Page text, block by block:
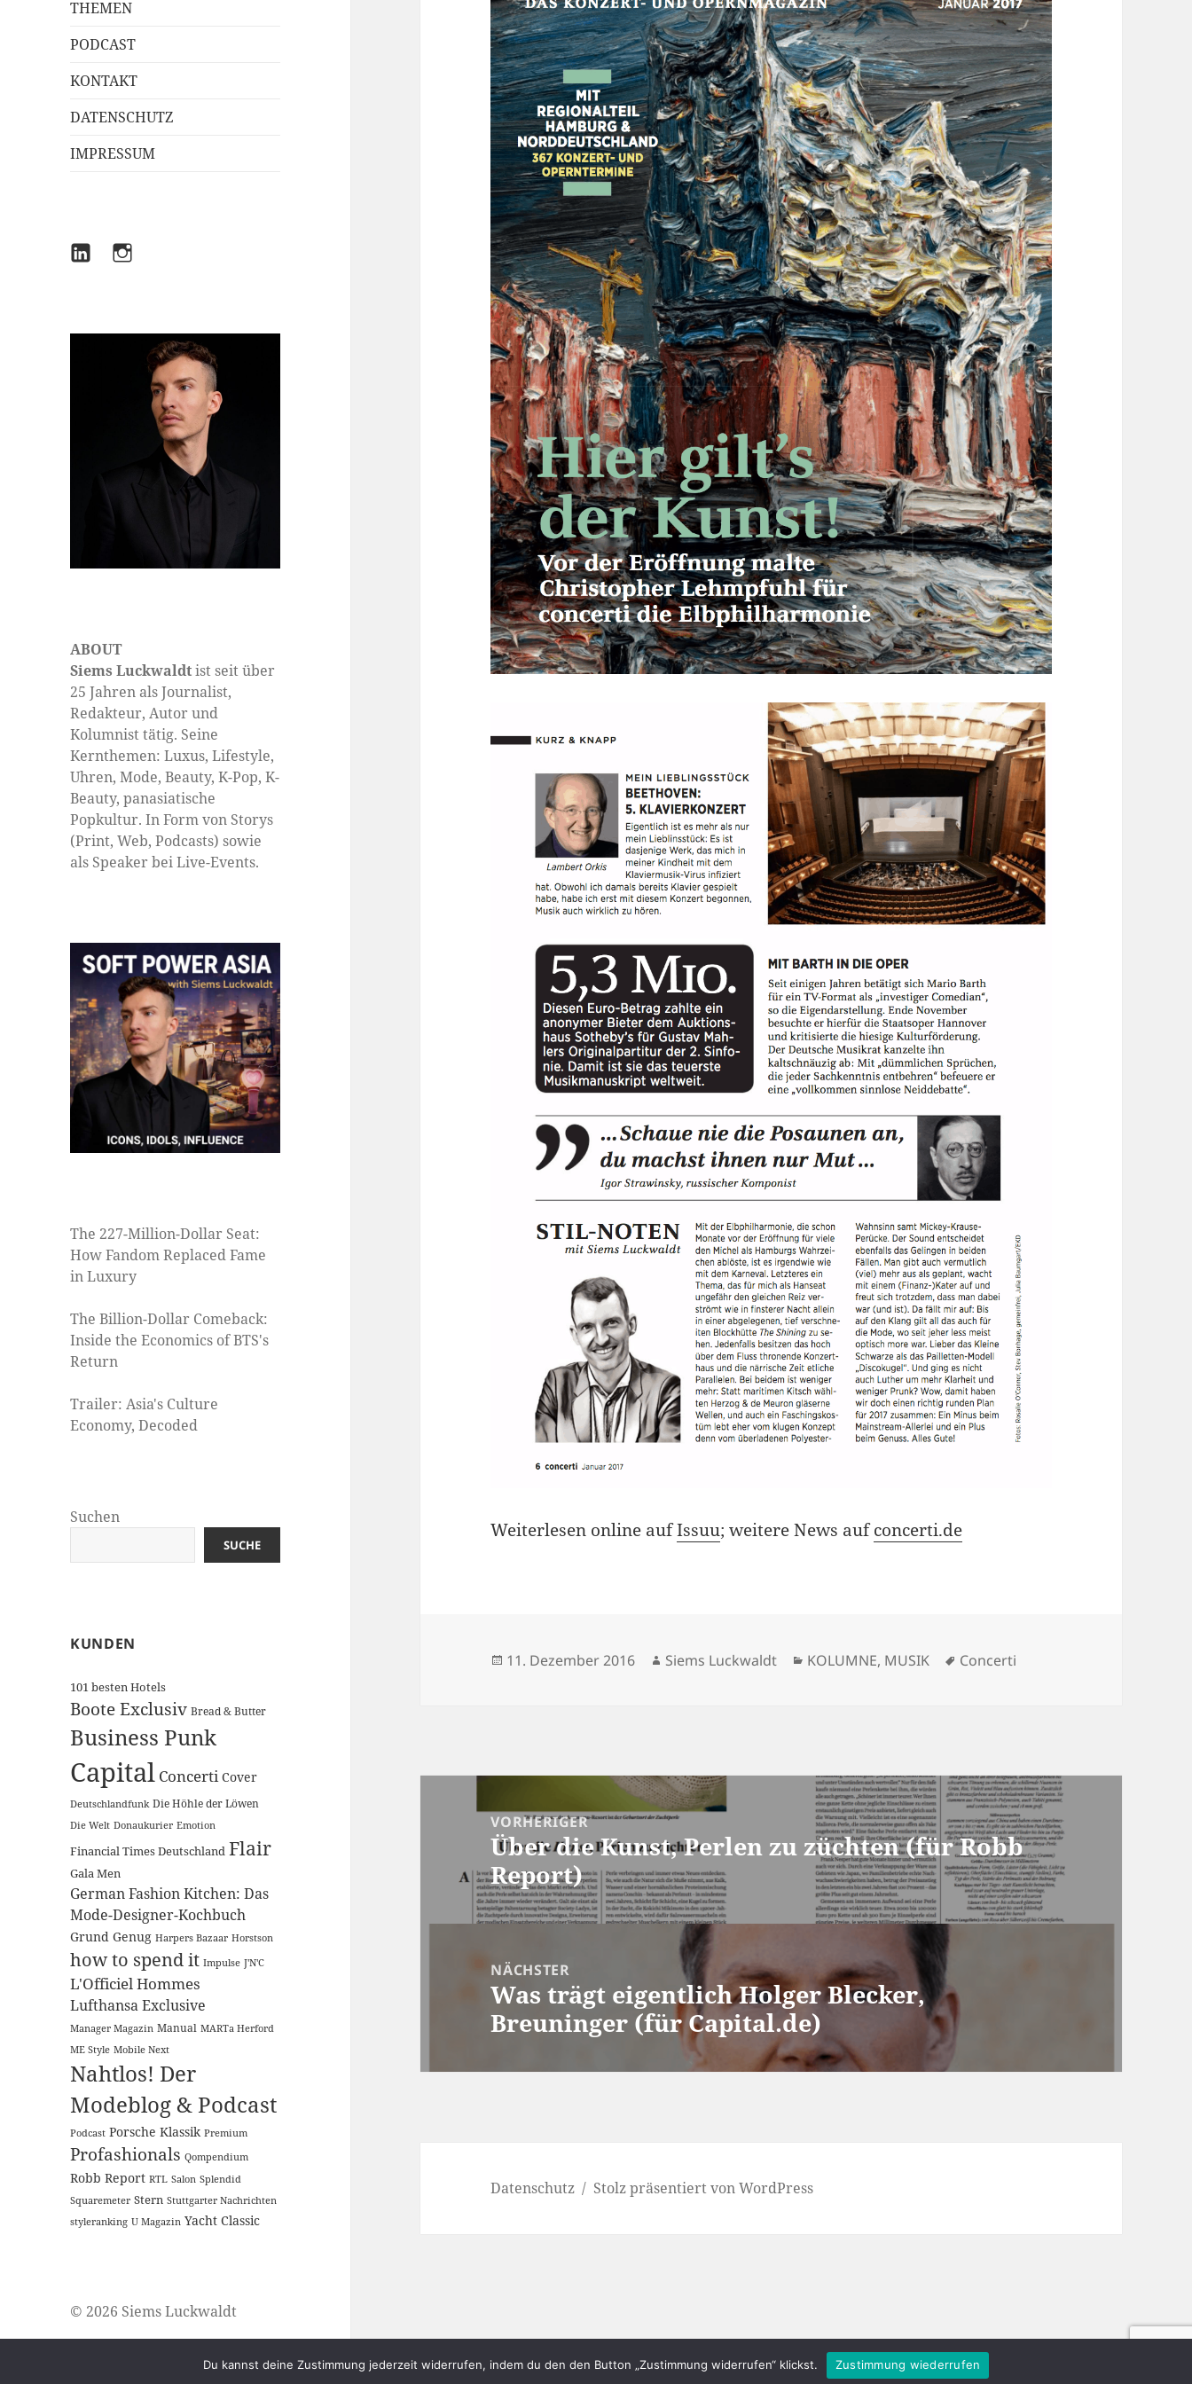
THEMEN
PODCAST
KONTAKT
DATENSCHUTZ
IMPRESSUM
LINKEDININSTAGRAM
ABOUT
Siems Luckwaldtist seit über
25 Jahren als Journalist,
Redakteur, Autor und
Kolumnist tätig. Seine
Kernthemen: Luxus, Lifestyle,
Uhren, Mode, Beauty, K-Pop, K-
Beauty, panasiatische
Popkultur. In Form von Storys
(Print, Web, Podcasts) sowie
als Speaker bei Live-Events.
The 227-Million-Dollar Seat:
How Fandom Replaced Fame
in Luxury
The Billion-Dollar Comeback:
Inside the Economics of BTS's
Return
Trailer: Asia's Culture
Economy, Decoded
Suchen
SUCHE
KUNDEN
101 besten Hotels
Boote Exclusiv Bread & Butter
Business Punk
Capital Concerti Cover
Deutschlandfunk Die Höhle der Löwen
Die Welt Donaukurier Emotion
Financial Times Deutschland Flair
Gala Men
German Fashion Kitchen: Das
Mode-Designer-Kochbuch
Grund Genug Harpers Bazaar Horstson
how to spend it Impulse J'N'C
L'Officiel Hommes
Lufthansa Exclusive
Manager Magazin Manual MARTa Herford
ME Style Mobile Next
Nahtlos! Der
Modeblog & Podcast
Podcast Porsche Klassik Premium
Profashionals Qompendium
Robb Report RTL Salon Splendid
Squaremeter Stern Stuttgarter Nachrichten
styleranking U Magazin Yacht Classic
© 2026 Siems Luckwaldt
Weiterlesen online aufIssuu; weitere News aufconcerti.de
Veröffentlicht
11. Dezember 2016 Autor
Siems Luckwaldt Kategorien
KOLUMNE, MUSIK Schlagwörter
Concerti
VORHERIGER
Vorheriger
Beitrag:
Über die Kunst, Perlen zu züchten (für Robb
Report)
NÄCHSTER
Nächster
Beitrag:
Was trägt eigentlich Holger Blecker,
Breuninger (für Capital.de)
Datenschutz Stolz präsentiert von WordPress
Du kannst deine Zustimmung jederzeit widerrufen, indem du den den Button „Zustimmung widerrufen“ klickst. Zustimmung wiederrufen